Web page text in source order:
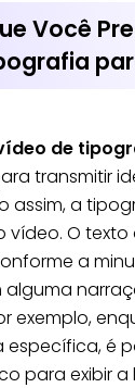
Você
de
transmitir
assim, a
vídeo. O texto
a
exemplo,
é
para exibir a